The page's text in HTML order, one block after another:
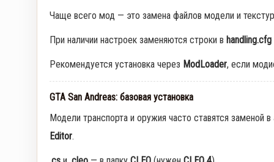
Чаще всего мод — это замена файлов модели и
При наличии настроек заменяются строки в handling.cfg
Рекомендуется установка через ModLoader, если
GTA San Andreas: базовая установка
Модели транспорта и оружия часто ставятся заменой
Editor.